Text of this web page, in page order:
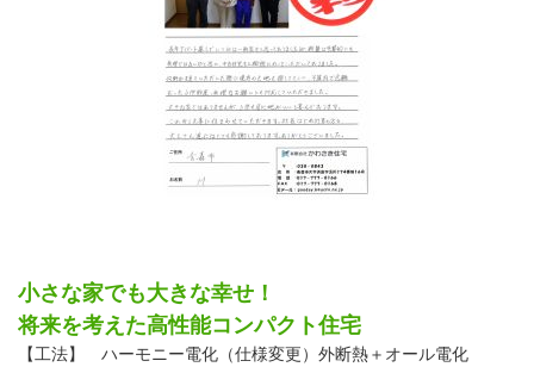
小さな家でも大きな幸せ！
将来を考えた高性能コンパクト住宅
【工法】 ハーモニー電化（仕様変更）外断熱＋オール電化